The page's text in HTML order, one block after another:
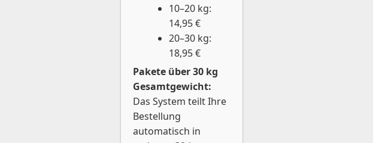
10–20 kg:
14,95 €
20–30 kg:
18,95 €
Pakete über 30 kg
Gesamtgewicht:
Das System teilt Ihre
Bestellung
automatisch in